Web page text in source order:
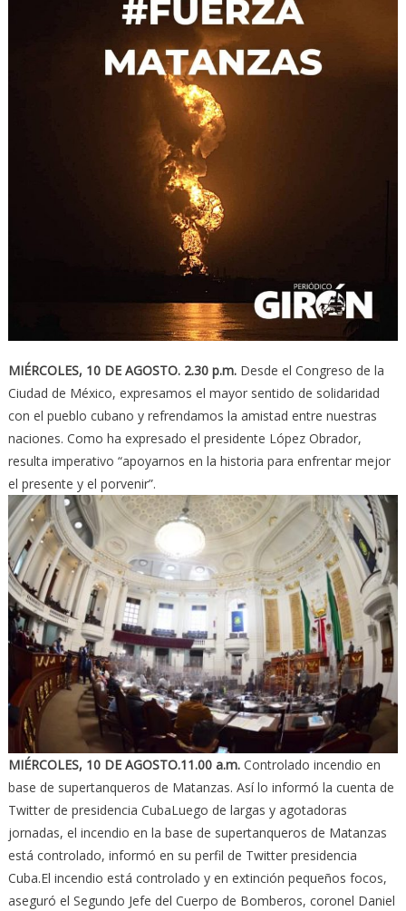
MIÉRCOLES, 10 DE AGOSTO. 2.30 p.m.Desde el Congreso de la
Ciudad de México, expresamos el mayor sentido de solidaridad
con el pueblo cubano y refrendamos la amistad entre nuestras
naciones. Como ha expresado el presidente López Obrador,
resulta imperativo “apoyarnos en la historia para enfrentar mejor
el presente y el porvenir”.
MIÉRCOLES, 10 DE AGOSTO.11.00 a.m.Controlado incendio en
base de supertanqueros de Matanzas. Así lo informó la cuenta de
Twitter de presidencia CubaLuego de largas y agotadoras
jornadas, el incendio en la base de supertanqueros de Matanzas
está controlado, informó en su perfil de Twitter presidencia
Cuba.El incendio está controlado y en extinción pequeños focos,
aseguró el Segundo Jefe del Cuerpo de Bomberos, coronel Daniel